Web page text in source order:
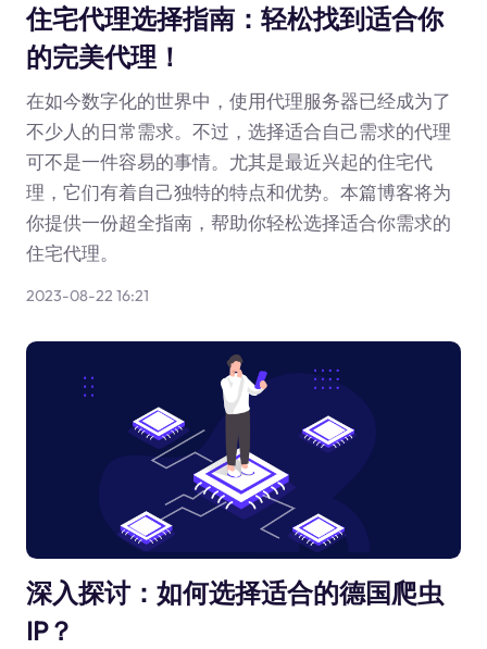
住宅代理选择指南：轻松找到适合你
的完美代理！
在如今数字化的世界中，使用代理服务器已经成为了
不少人的日常需求。不过，选择适合自己需求的代理
可不是一件容易的事情。尤其是最近兴起的住宅代
理，它们有着自己独特的特点和优势。本篇博客将为
你提供一份超全指南，帮助你轻松选择适合你需求的
住宅代理。
2023-08-22 16:21
深入探讨：如何选择适合的德国爬虫
IP？